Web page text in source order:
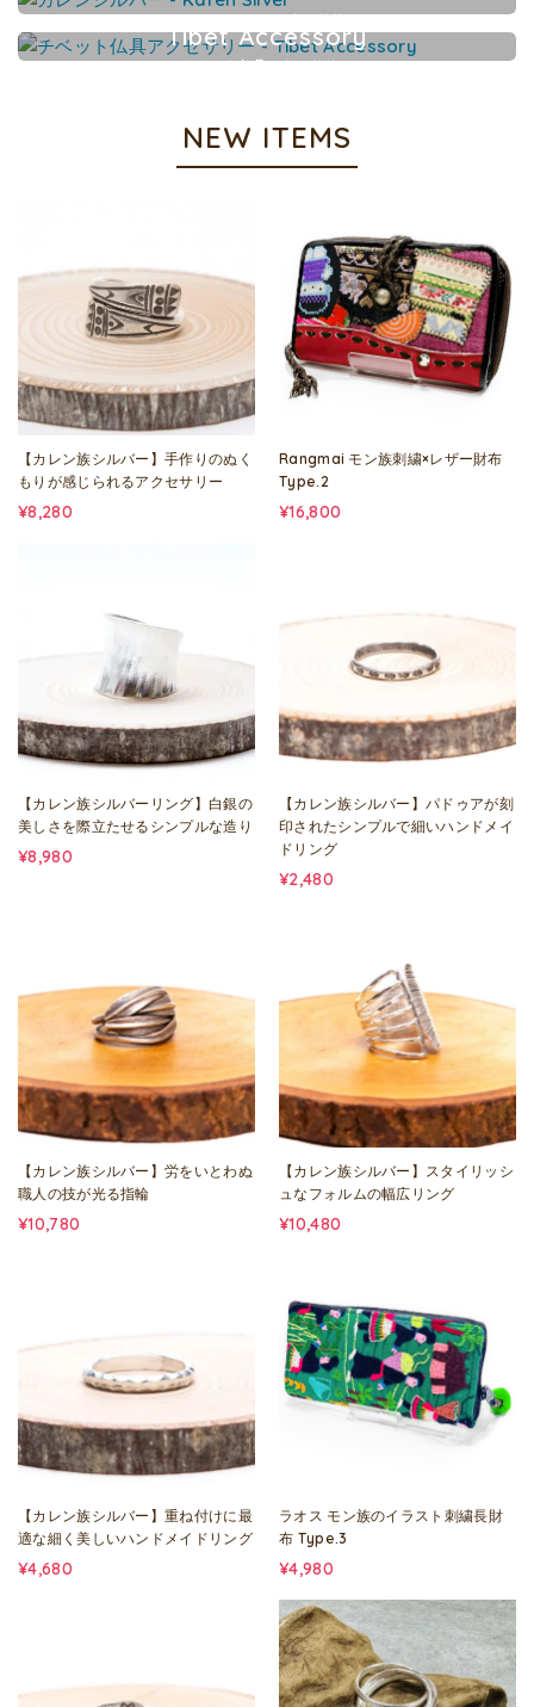
カレンシルバーアクセサリー
Tibet Accessory
チベット仏具アクセサリー
NEW ITEMS
【カレン族シルバー】手作りのぬく
もりが感じられるアクセサリー
¥8,280
Rangmai モン族刺繍×レザー財布
Type.2
¥16,800
【カレン族シルバーリング】白銀の
美しさを際立たせるシンプルな造り
¥8,980
【カレン族シルバー】パドゥアが刻
印されたシンプルで細いハンドメイ
ドリング
¥2,480
【カレン族シルバー】労をいとわぬ
職人の技が光る指輪
¥10,780
【カレン族シルバー】スタイリッシ
ュなフォルムの幅広リング
¥10,480
【カレン族シルバー】重ね付けに最
適な細く美しいハンドメイドリング
¥4,680
ラオス モン族のイラスト刺繍長財
布 Type.3
¥4,980